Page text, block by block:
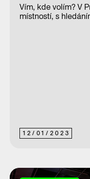
12/ 01/ 2023
Vím, kde volím? V
místností, s